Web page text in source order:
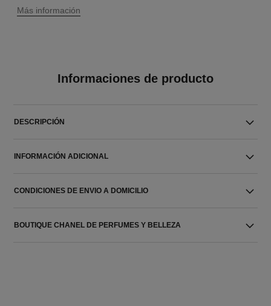
↩
Más información
Informaciones de producto
DESCRIPCIÓN
INFORMACIÓN ADICIONAL
CONDICIONES DE ENVIO A DOMICILIO
BOUTIQUE CHANEL DE PERFUMES Y BELLEZA